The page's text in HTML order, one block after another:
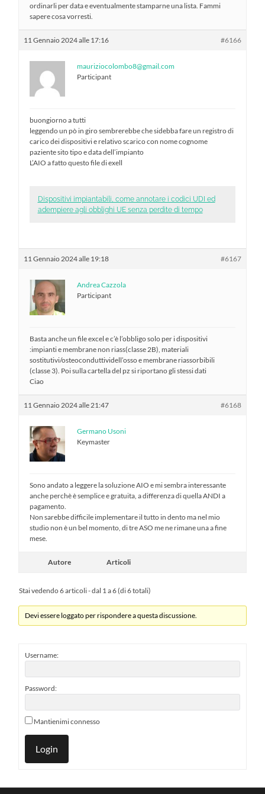
ordinarli per data e eventualmente stamparne una lista. Fammi
sapere cosa vorresti.
11 Gennaio 2024 alle 17:16 #6166
mauriziocolombo8@gmail.com
Participant
buongiorno a tutti
leggendo un pò in giro sembrerebbe che sidebba fare un registro di
carico dei dispositivi e relativo scarico con nome cognome
paziente sito tipo e data dell’impianto
L’AIO a fatto questo file di exell
Dispositivi impiantabili, come annotare i codici UDI ed
adempiere agli obblighi UE senza perdite di tempo
11 Gennaio 2024 alle 19:18 #6167
Andrea Cazzola
Participant
Basta anche un file excel e c’è l’obbligo solo per i dispositivi
:impianti e membrane non riass(classe 2B), materiali
sostitutivi/osteoconduttividell’osso e membrane riassorbibili
(classe 3). Poi sulla cartella del pz si riportano gli stessi dati
Ciao
11 Gennaio 2024 alle 21:47 #6168
Germano Usoni
Keymaster
Sono andato a leggere la soluzione AIO e mi sembra interessante
anche perchè è semplice e gratuita, a differenza di quella ANDI a
pagamento.
Non sarebbe difficile implementare il tutto in dento ma nel mio
studio non è un bel momento, di tre ASO me ne rimane una a fine
mese.
Autore Articoli
Stai vedendo 6 articoli - dal 1 a 6 (di 6 totali)
Devi essere loggato per rispondere a questa discussione.
Username:
Password:
Mantienimi connesso
Login